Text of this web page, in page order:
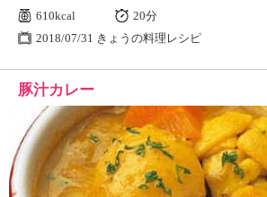
610kcal
20分
2018/07/31 きょうの料理レシピ
豚汁カレー